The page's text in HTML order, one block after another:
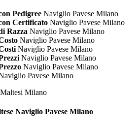
Pedigree Naviglio Pavese Milano
Certificato Naviglio Pavese Milano
Razza Naviglio Pavese Milano
Naviglio Pavese Milano
Naviglio Pavese Milano
Naviglio Pavese Milano
Naviglio Pavese Milano
Pavese Milano
Naviglio Pavese Milano